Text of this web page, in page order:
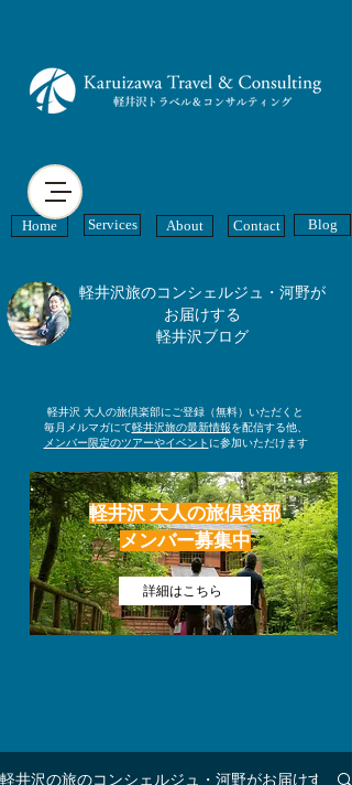
Home Services About Contact Blog
軽井沢旅のコンシェルジュ・河野が
お届けする
軽井沢ブログ
軽井沢 大人の旅倶楽部にご登録（無料）いただくと
毎月メルマガにて軽井沢旅の最新情報を配信する他、
メンバー限定のツアーやイベント に参加いただけます
​軽井沢 大人の旅倶楽部
​メンバー募集中
詳細はこちら
軽井沢の旅のコンシェルジュ・河野がお届けする軽